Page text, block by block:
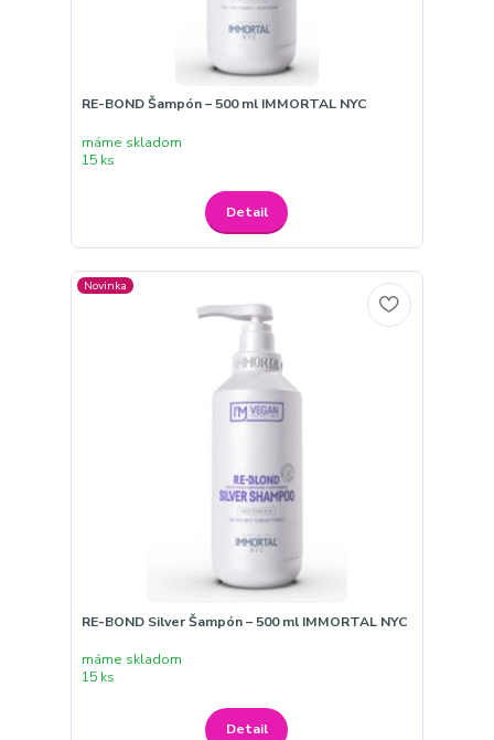
RE-BOND Šampón – 500 ml IMMORTAL NYC
máme skladom
15 ks
Detail
Novinka
RE-BOND Silver Šampón – 500 ml IMMORTAL NYC
máme skladom
15 ks
Detail